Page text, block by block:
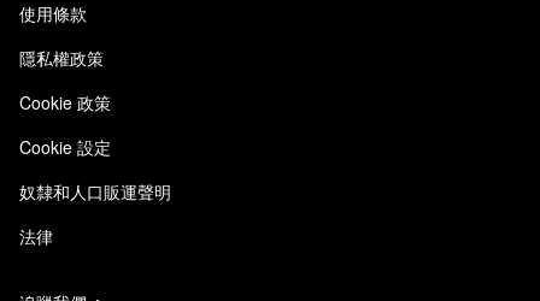
責任與永續
品質認證
NetApp Instaclustr
客戶成功案例
存取性
電子郵件訂閱
使用條款
隱私權政策
Cookie 政策
Cookie 設定
奴隸和人口販運聲明
法律